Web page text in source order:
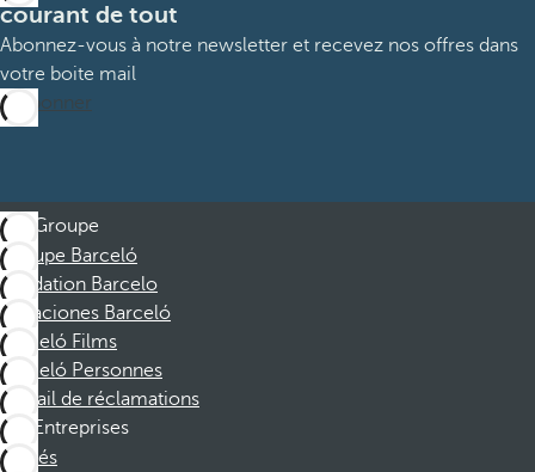
courant de tout
Abonnez-vous à notre newsletter et recevez nos offres dans
votre boite mail
M’abonner
Groupe
Groupe Barceló
Fondation Barcelo
Vacaciones Barceló
Barceló Films
Barceló Personnes
Portail de réclamations
Entreprises
Affiliés